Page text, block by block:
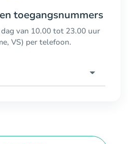
toegangsnummers
van 10.00 tot 23.00 uur
VS) per telefoon.